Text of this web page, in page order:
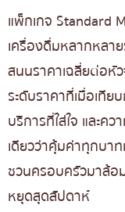
แพ็กเกจ Standard
เครื่องดื่มหลากหลา
สนนราคาเฉลี่ยต่อหั
ระดับราคาที่เมื่อเที
บริการที่ใส่ใจ และค
เดียวว่าคุ้มค่าทุกบา
ชวนครอบครัวมาล้อ
หยุดสุดสัปดาห์